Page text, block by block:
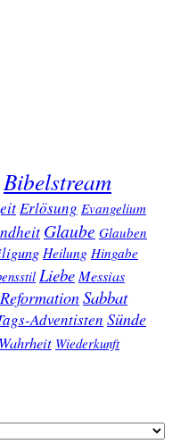
Bibelstream
Erlösung Evangelium
Glaube Glauben
Heilung Hingabe
LiebeMessias
ReformationSabbat
Adventisten Sünde
Wahrheit Wiederkunft